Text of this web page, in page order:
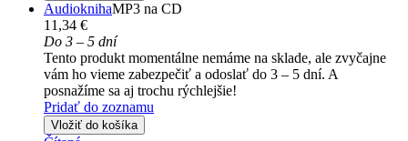
AudioknihaMP3 na CD
11,34 €
Do 3 – 5 dní
Tento produkt momentálne nemáme na sklade, ale zvyčajne
vám ho vieme zabezpečiť a odoslať do 3 – 5 dní. A
posnažíme sa aj trochu rýchlejšie!
Pridať do zoznamu
Vložiť do košíka